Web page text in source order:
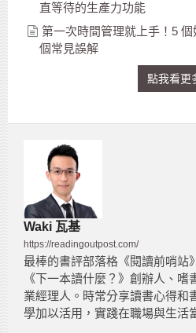
直等待的生產力功能
第一次時間管理就上手！5
個常見誤解
點我看更
Waki 瓦基
https://readingoutpost.com/
最棒的書評部落格《閱讀前哨站
《下一本讀什麼？》創辦人、
業經理人。時常分享讀書心得和
學加以活用，實踐在職場與生活